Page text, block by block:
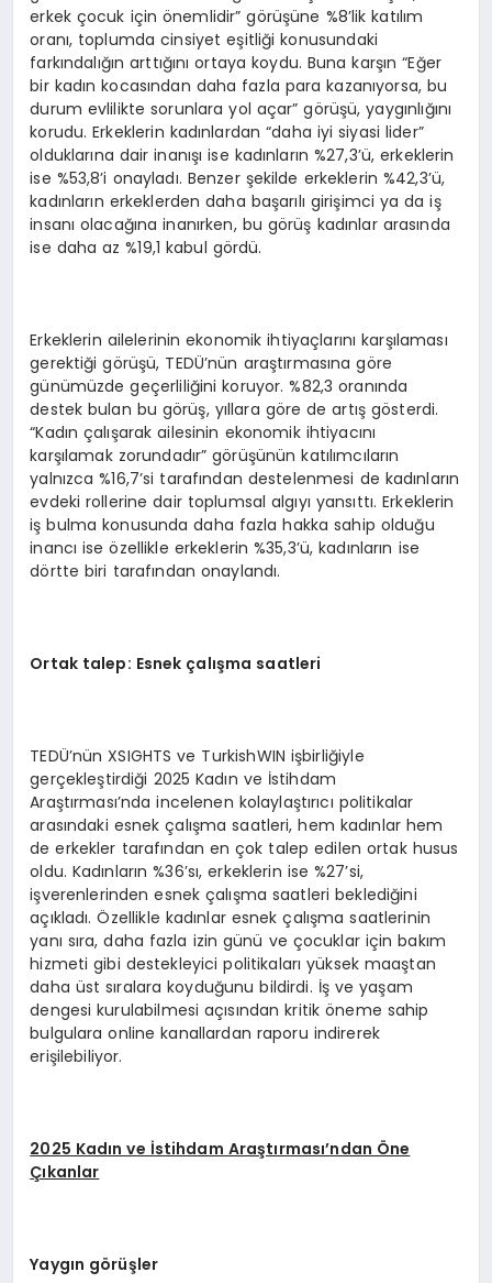
erkek çocuk için önemlidir” görüşüne %8’lik katılım
oranı, toplumda cinsiyet eşitliği konusundaki
farkındalığın arttığını ortaya koydu. Buna karşın “Eğer
bir kadın kocasından daha fazla para kazanıyorsa, bu
durum evlilikte sorunlara yol açar” görüşü, yaygınlığını
korudu. Erkeklerin kadınlardan “daha iyi siyasi lider”
olduklarına dair inanışı ise kadınların %27,3’ü, erkeklerin
ise %53,8’i onayladı. Benzer şekilde erkeklerin %42,3’ü,
kadınların erkeklerden daha başarılı girişimci ya da iş
insanı olacağına inanırken, bu görüş kadınlar arasında
ise daha az %19,1 kabul gördü.
Erkeklerin ailelerinin ekonomik ihtiyaçlarını karşılaması
gerektiği görüşü, TEDÜ’nün araştırmasına göre
günümüzde geçerliliğini koruyor. %82,3 oranında
destek bulan bu görüş, yıllara göre de artış gösterdi.
“Kadın çalışarak ailesinin ekonomik ihtiyacını
karşılamak zorundadır” görüşünün katılımcıların
yalnızca %16,7’si tarafından destelenmesi de kadınların
evdeki rollerine dair toplumsal algıyı yansıttı. Erkeklerin
iş bulma konusunda daha fazla hakka sahip olduğu
inancı ise özellikle erkeklerin %35,3’ü, kadınların ise
dörtte biri tarafından onaylandı.
Ortak talep: Esnek çalışma saatleri
TEDÜ’nün XSIGHTS ve TurkishWIN işbirliğiyle
gerçekleştirdiği 2025 Kadın ve İstihdam
Araştırması’nda incelenen kolaylaştırıcı politikalar
arasındaki esnek çalışma saatleri, hem kadınlar hem
de erkekler tarafından en çok talep edilen ortak husus
oldu. Kadınların %36’sı, erkeklerin ise %27’si,
işverenlerinden esnek çalışma saatleri beklediğini
açıkladı. Özellikle kadınlar esnek çalışma saatlerinin
yanı sıra, daha fazla izin günü ve çocuklar için bakım
hizmeti gibi destekleyici politikaları yüksek maaştan
daha üst sıralara koyduğunu bildirdi. İş ve yaşam
dengesi kurulabilmesi açısından kritik öneme sahip
bulgulara online kanallardan raporu indirerek
erişilebiliyor.
2025 Kadın ve İstihdam Araştırması’ndan Öne
Çıkanlar
Yaygın görüşler